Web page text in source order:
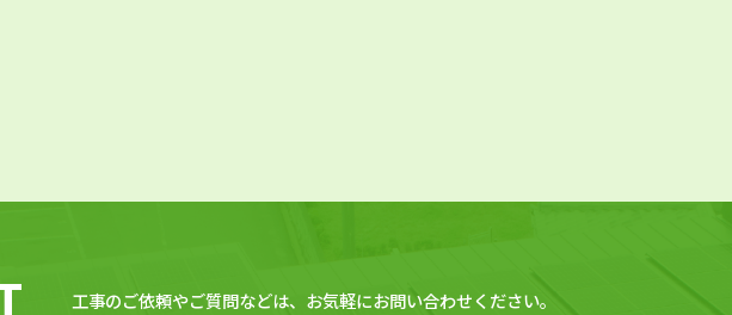
⼯事のご依頼やご質問などは、お気軽にお問い合わせください。